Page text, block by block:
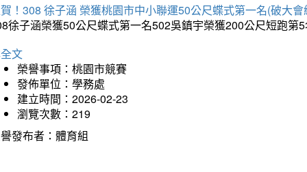
！308 徐子涵 榮獲桃園市中小聯運50公尺蝶式第一名(破大會
徐子涵榮獲50公尺蝶式第一名502吳鎮宇榮獲200公尺短跑
文
榮譽事項：桃園市競賽
發佈單位：學務處
建立時間：2026-02-23
瀏覽次數：219
發布者：體育組